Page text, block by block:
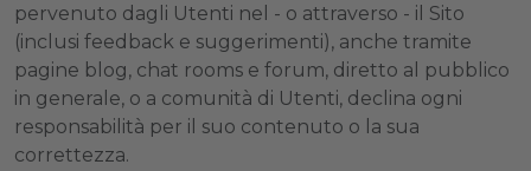
pervenuto dagli Utenti nel - o attraverso - il Sito
(inclusi feedback e suggerimenti), anche tramite
pagine blog, chat rooms e forum, diretto al pubblico
in generale, o a comunità di Utenti, declina ogni
responsabilità per il suo contenuto o la sua
correttezza.